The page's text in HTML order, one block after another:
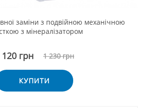
заміни з подвійною механічною
з мінералізатором
120 грн 1 230 грн
КУПИТИ